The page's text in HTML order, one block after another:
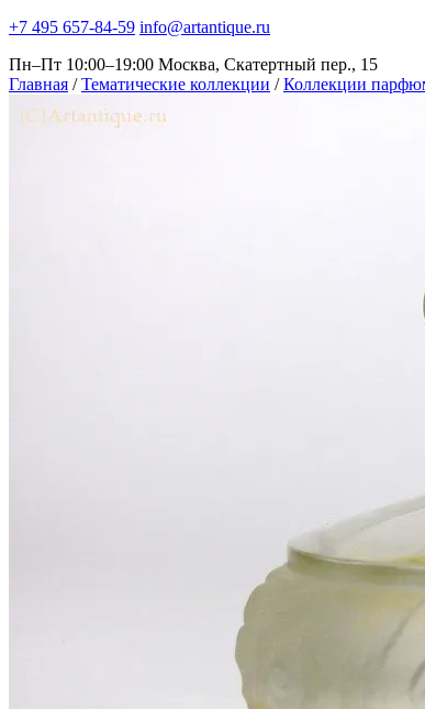
+7 495 657-84-59 info@artantique.ru
Пн–Пт 10:00–19:00 Москва, Скатертный пер., 15
Главная / Тематические коллекции / Коллекции